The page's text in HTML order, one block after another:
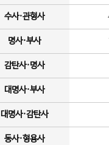
수사·관형사
명사·부사
감탄사·명사
대명사·부사
대명사·감탄사
동사·형용사